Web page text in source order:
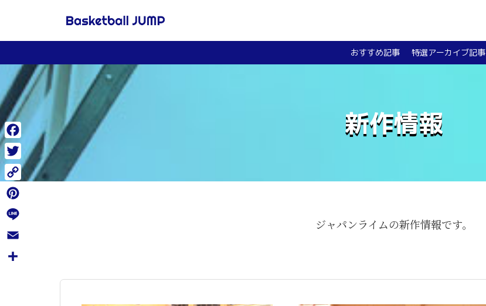
おすすめ記事 特選アーカイブ記事
新作情報
ジャパンライムの新作情報です。
Facebook
Twitter
Copy
Pinterest
Line
Email